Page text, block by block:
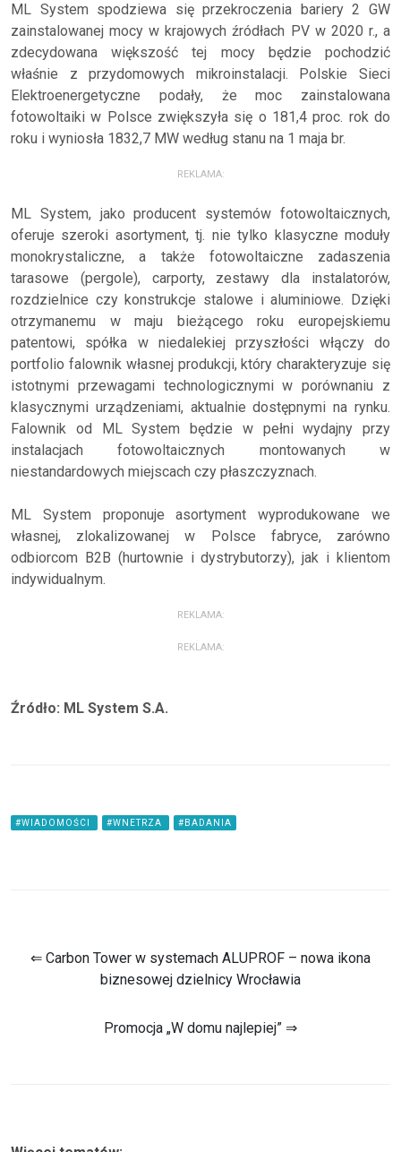
ML System spodziewa się przekroczenia bariery 2 GW
zainstalowanej mocy w krajowych źródłach PV w 2020 r., a
zdecydowana większość tej mocy będzie pochodzić
właśnie z przydomowych mikroinstalacji. Polskie Sieci
Elektroenergetyczne podały, że moc zainstalowana
fotowoltaiki w Polsce zwiększyła się o 181,4 proc. rok do
roku i wyniosła 1832,7 MW według stanu na 1 maja br.
REKLAMA:
ML System, jako producent systemów fotowoltaicznych,
oferuje szeroki asortyment, tj. nie tylko klasyczne moduły
monokrystaliczne, a także fotowoltaiczne zadaszenia
tarasowe (pergole), carporty, zestawy dla instalatorów,
rozdzielnice czy konstrukcje stalowe i aluminiowe. Dzięki
otrzymanemu w maju bieżącego roku europejskiemu
patentowi, spółka w niedalekiej przyszłości włączy do
portfolio falownik własnej produkcji, który charakteryzuje się
istotnymi przewagami technologicznymi w porównaniu z
klasycznymi urządzeniami, aktualnie dostępnymi na rynku.
Falownik od ML System będzie w pełni wydajny przy
instalacjach fotowoltaicznych montowanych w
niestandardowych miejscach czy płaszczyznach.
ML System proponuje asortyment wyprodukowane we
własnej, zlokalizowanej w Polsce fabryce, zarówno
odbiorcom B2B (hurtownie i dystrybutorzy), jak i klientom
indywidualnym.
REKLAMA:
REKLAMA:
Źródło: ML System S.A.
#WIADOMOŚCI #WNETRZA #BADANIA
⇐ Carbon Tower w systemach ALUPROF – nowa ikona
biznesowej dzielnicy Wrocławia
Promocja „W domu najlepiej” ⇒